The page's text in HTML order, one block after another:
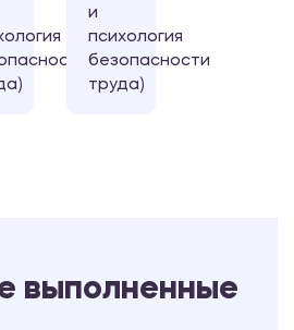
и
психология
безопасности
труда)
выполненные